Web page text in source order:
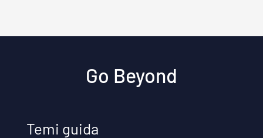
Go Beyond
Temi guida